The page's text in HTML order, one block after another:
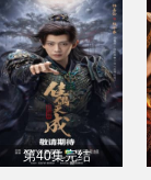
第40集完结